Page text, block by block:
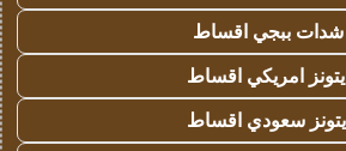
شدات ببجي اقساط
امريكي اقساط
سعودي اقساط